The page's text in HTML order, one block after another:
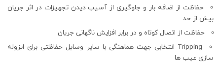
حفاظت از اضافه بار و جلوگیری از آسیب دیدن تجهیزات در اثر جریان
بیش از حد
حفاظت از اتصال کوتاه و در برابر افزایش ناگهانی جریان
Tripping انتخابی جهت هماهنگی با سایر وسایل حفاظتی برای ایزوله
سازی عیب ها